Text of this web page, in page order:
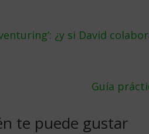
¿y si David
Guía
te puede gustar